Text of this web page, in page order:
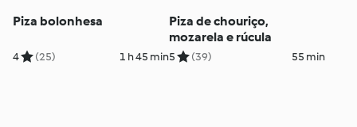
Piza bolonhesa
4 (25) 1 h 45 min
Piza de chouriço,
mozarela e rúcula
5 (39) 55 min